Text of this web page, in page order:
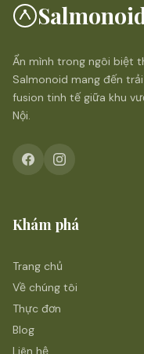
Ẩn mình trong ngôi biệt
Salmonoid mang đến
fusion tinh tế giữa khu
Nội.
Khám phá
Trang chủ
Về chúng tôi
Thực đơn
Blog
Liên hệ